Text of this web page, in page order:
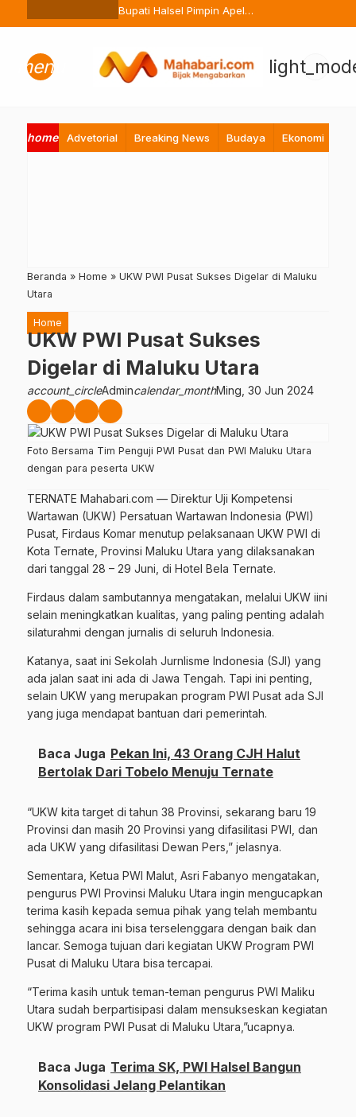
Ternate Buang Sembarangan
Bupati Halsel Pimpin Apel
Perdana Pasca Lebaran, Tekan
menu
home Advetorial Breaking News Budaya Ekonomi
Beranda » Home » UKW PWI Pusat Sukses Digelar di Maluku
Utara
Home
UKW PWI Pusat Sukses
Digelar di Maluku Utara
account_circleAdmincalendar_monthMing, 30 Jun 2024
Foto Bersama Tim Penguji PWI Pusat dan PWI Maluku Utara
dengan para peserta UKW
TERNATE Mahabari.com — Direktur Uji Kompetensi
Wartawan (UKW) Persatuan Wartawan Indonesia (PWI)
Pusat, Firdaus Komar menutup pelaksanaan UKW PWI di
Kota Ternate, Provinsi Maluku Utara yang dilaksanakan
dari tanggal 28 – 29 Juni, di Hotel Bela Ternate.
Firdaus dalam sambutannya mengatakan, melalui UKW iini
selain meningkatkan kualitas, yang paling penting adalah
silaturahmi dengan jurnalis di seluruh Indonesia.
Katanya, saat ini Sekolah Jurnlisme Indonesia (SJI) yang
ada jalan saat ini ada di Jawa Tengah. Tapi ini penting,
selain UKW yang merupakan program PWI Pusat ada SJI
yang juga mendapat bantuan dari pemerintah.
Baca Juga Pekan Ini, 43 Orang CJH Halut
Bertolak Dari Tobelo Menuju Ternate
“UKW kita target di tahun 38 Provinsi, sekarang baru 19
Provinsi dan masih 20 Provinsi yang difasilitasi PWI, dan
ada UKW yang difasilitasi Dewan Pers,” jelasnya.
Sementara, Ketua PWI Malut, Asri Fabanyo mengatakan,
pengurus PWI Provinsi Maluku Utara ingin mengucapkan
terima kasih kepada semua pihak yang telah membantu
sehingga acara ini bisa terselenggara dengan baik dan
lancar. Semoga tujuan dari kegiatan UKW Program PWI
Pusat di Maluku Utara bisa tercapai.
“Terima kasih untuk teman-teman pengurus PWI Maliku
Utara sudah berpartisipasi dalam mensukseskan kegiatan
UKW program PWI Pusat di Maluku Utara,”ucapnya.
Baca Juga Terima SK, PWI Halsel Bangun
Konsolidasi Jelang Pelantikan